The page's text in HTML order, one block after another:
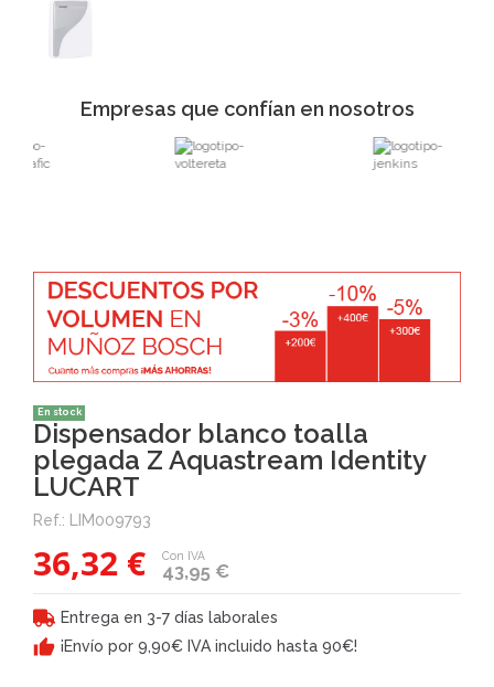
Empresas que confían en nosotros
En stock
Dispensador blanco toalla
plegada Z Aquastream Identity
LUCART
Ref.: LIM009793
36,32 € 43,95 €
Con IVA
Entrega en 3-7 días laborales
¡Envío por 9,90€ IVA incluido hasta 90€!